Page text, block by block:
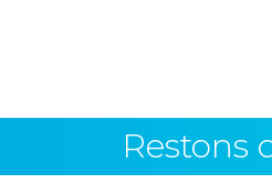
Restons